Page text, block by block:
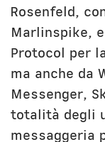
Rosenfeld,
Marlinspike,
Protocol per
ma anche da
Messenger,
totalità degli
messaggeria